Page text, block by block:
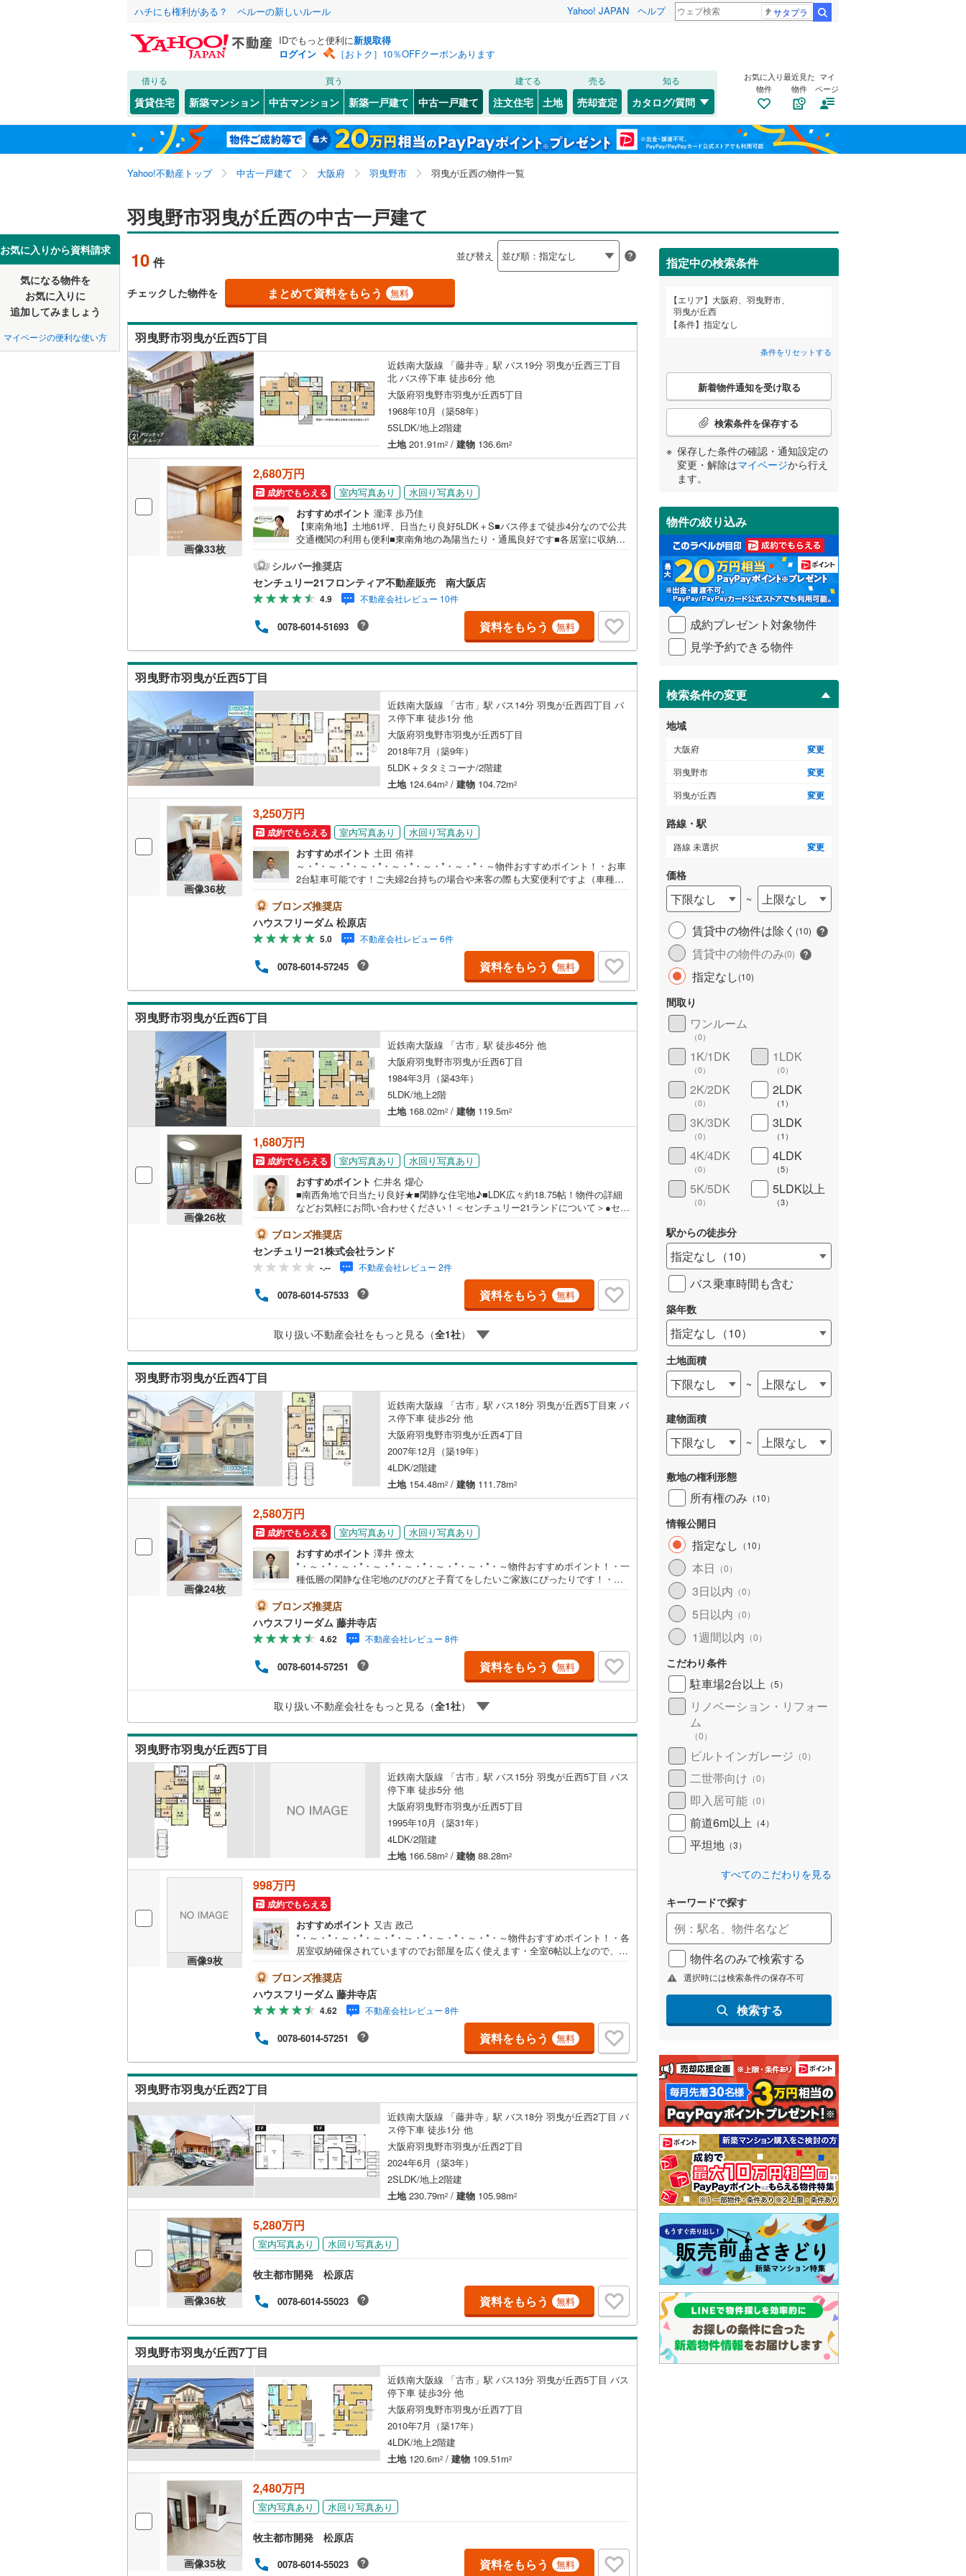
ハチにも権利がある？ ペルーの新しいルール Yahoo! JAPAN ヘルプ サタプラ
IDでもっと便利に新規取得
ログイン
［おトク］10％OFFクーポンあります
借りる
賃貸住宅
買う
新築マンション 中古マンション 新築一戸建て 中古一戸建て
建てる
注文住宅 土地
売る
売却査定
知る
カタログ/質問
お気に入り
物件
最近見た
物件
マイ
ページ
Yahoo!不動産トップ 中古一戸建て 大阪府 羽曳野市 羽曳が丘西の物件一覧
お気に入りから資料請求
気になる物件を
お気に入りに
追加してみましょう
マイページの便利な使い方
羽曳野市羽曳が丘西の中古一戸建て
10 件 並び替え
チェックした物件を まとめて資料をもらう 無料
羽曳野市羽曳が丘西5丁目
近鉄南大阪線 「藤井寺」駅 バス19分 羽曳が丘西三丁目
北 バス停下車 徒歩6分 他
大阪府羽曳野市羽曳が丘西5丁目
1968年10月（築58年）
5SLDK/地上2階建
土地201.91m2 / 建物 136.6m2
画像33枚
2,680万円
成約でもらえる 室内写真あり
水回り写真あり
おすすめポイント 瀧澤 歩乃佳
【東南角地】土地61坪、日当たり良好5LDK＋S■バス停まで徒歩4分なので公共
交通機関の利用も便利■東南角地の為陽当たり・通風良好です■各居室に収納が
取りで家族とのお時間を楽しめます・東南角地につき、日当たり・通風良好・
大事にお手入れされたお庭は季節を感じられる憩いの場です・接面道路は二方
6.0m以上のため、見通しもよく防犯面も安心です 周辺環境・道の駅・しらとり
の郷羽曳野バーべーキュー広場やちびっこ広場などがあり、家族連れで1日中楽
しめます・羽曳野市立羽曳が丘小学校まで徒歩約12分・羽曳野市立峰塚中学校
まで徒歩約24分 弊社が選ばれる理由 1.お金の扱い方のプロ、ファイナンシャル
プランナーが資金計画をサポート！2.買い替えなどにも対応できる売却専門チ
ームあり！3.たくさんの銀行と繋がりがあるため、最も低金利になるように審
査が可能！
シルバー推奨店
センチュリー21フロンティア不動産販売 南大阪店
4.9 不動産会社レビュー 10件
0078-6014-51693 資料をもらう 無料
羽曳野市羽曳が丘西5丁目
近鉄南大阪線 「古市」駅 バス14分 羽曳が丘西四丁目 バ
ス停下車 徒歩1分 他
大阪府羽曳野市羽曳が丘西5丁目
2018年7月（築9年）
5LDK＋タタミコーナ/2階建
土地124.64m2 / 建物 104.72m2
画像36枚
3,250万円
成約でもらえる 室内写真あり
水回り写真あり
おすすめポイント 土田 侑祥
～・*・～・*・～・*・～・*・～・*・～・*・～物件おすすめポイント！・お車
2台駐車可能です！ご夫婦2台持ちの場合や来客の際も大変便利ですよ（車種に
ですよ・空間に広がりを持たせられるスキップフロア付き！空間同士が緩やか
につながっており、家族の存在をより一層身近に感じられます・小中学校徒歩
圏内！お子さまの登下校も安心ですハウスフリーダムは【東証スタンダード上
場企業】です！松原店はキッズスペース・ベビールーム・大型駐車場完備！お
仕事帰りや、お子さま連れも大歓迎です！物件最寄りの駅まで送迎させて頂き
ます「見るだけ・聞くだけ」OK！不動産購入やご売却、住宅ローンのご相談な
ど なんでもお気軽にご相談ください～・*・～・*・～・*・～・*・～・*・～・
*・～
ブロンズ推奨店
ハウスフリーダム 松原店
5.0 不動産会社レビュー 6件
0078-6014-57245 資料をもらう 無料
羽曳野市羽曳が丘西6丁目
近鉄南大阪線 「古市」駅 徒歩45分 他
大阪府羽曳野市羽曳が丘西6丁目
1984年3月（築43年）
5LDK/地上2階
土地168.02m2 / 建物 119.5m2
画像26枚
1,680万円
成約でもらえる 室内写真あり
水回り写真あり
おすすめポイント 仁井名 燿心
■南西角地で日当たり良好★■閑静な住宅地♪■LDK広々約18.75帖！物件の詳細
などお気軽にお問い合わせください！＜センチュリー21ランドについて＞●セン
住まいのご購入に最後まで伴走いたします！●リフォームのご相談も承っており
ます。●購入・売却・ローンのご相談・・・なんでもお気軽にご相談くださいま
せ！〇大阪メトロ御堂筋線「北花田」駅より徒歩約10分！○JR阪和線「浅香」
駅より徒歩約8分！〇営業時間:10:00～20:00（火曜日・水曜日定休日※祝日は営
業）事前にご連絡いただけますと、スムーズにご案内が可能です。ご連絡お待
ちしております！
ブロンズ推奨店
センチュリー21株式会社ランド
-.-- 不動産会社レビュー 2件
0078-6014-57533 資料をもらう 無料
取り扱い不動産会社をもっと見る（全1社）
羽曳野市羽曳が丘西4丁目
近鉄南大阪線 「古市」駅 バス18分 羽曳が丘西5丁目東 バ
ス停下車 徒歩2分 他
大阪府羽曳野市羽曳が丘西4丁目
2007年12月（築19年）
4LDK/2階建
土地154.48m2 / 建物 111.78m2
画像24枚
2,580万円
成約でもらえる 室内写真あり
水回り写真あり
おすすめポイント 澤井 僚太
*・～・*・～・*・～・*・～・*・～・*・～・*・～物件おすすめポイント！・一
種低層の閑静な住宅地のびのびと子育てをしたいご家族にぴったりです！・
す！・お車2台駐車可能です！（車種による）ご夫婦2台持ちの場合や来客の際
も大変便利ですよ！・前面道路広々約6.1mで駐車もらくらく是非一度お問い合
わせください----*----*----*----*----*----*----*----*---- 上場企業ならではの金融機関との
提携「住宅ローンを借りれるか心配されている方」「充実した内容の住宅ロー
ンをお探しの方」‥等住宅ローンについてもお気軽にご相談くださいお客様に
応じた適切な内容でご提案させて頂きます。ハウスフリーダムは【東証スタン
ダード上場企業】です。不動産購入や住宅ローンについては、ハウスフリーダ
ブロンズ推奨店
ハウスフリーダム 藤井寺店
4.62 不動産会社レビュー 8件
0078-6014-57251 資料をもらう 無料
取り扱い不動産会社をもっと見る（全1社）
羽曳野市羽曳が丘西5丁目
近鉄南大阪線 「古市」駅 バス15分 羽曳が丘西5丁目 バス
停下車 徒歩5分 他
大阪府羽曳野市羽曳が丘西5丁目
1995年10月（築31年）
4LDK/2階建
土地166.58m2 / 建物 88.28m2
画像9枚
998万円
成約でもらえる
おすすめポイント 又吉 政己
*・～・*・～・*・～・*・～・*・～・*・～・*・～物件おすすめポイント！・各
居室収納確保されていますのでお部屋を広く使えます・全室6帖以上なので、
た空間でお過ごしいただけますよ・お庭がございますので、ガーデニングなど
を楽しんでいただけますお客様からのお問い合わせ心よりお待ちしております--
--*----*----*----*----*----*----*----*---- 上場企業ならではの金融機関との提携「住宅ロ
ーンを借りれるか心配されている方」「充実した内容の住宅ローンをお探しの
方」‥等住宅ローンについてもお気軽にご相談くださいお客様に応じた適切な
内容でご提案させて頂きます。ハウスフリーダムは【東証スタンダード上場企
業】です。不動産購入や住宅ローンについては、ハウスフリーダムにお任せ下
さい。（ご来店の際は、店舗に駐車場を完備しております！）
ブロンズ推奨店
ハウスフリーダム 藤井寺店
4.62 不動産会社レビュー 8件
0078-6014-57251 資料をもらう 無料
羽曳野市羽曳が丘西2丁目
近鉄南大阪線 「藤井寺」駅 バス18分 羽曳が丘西2丁目 バ
ス停下車 徒歩1分 他
大阪府羽曳野市羽曳が丘西2丁目
2024年6月（築3年）
2SLDK/地上2階建
土地230.79m2 / 建物 105.98m2
画像36枚
5,280万円
室内写真あり 水回り写真あり
牧主都市開発 松原店
0078-6014-55023 資料をもらう 無料
羽曳野市羽曳が丘西7丁目
近鉄南大阪線 「古市」駅 バス13分 羽曳が丘西5丁目 バス
停下車 徒歩3分 他
大阪府羽曳野市羽曳が丘西7丁目
2010年7月（築17年）
4LDK/地上2階建
土地120.6m2 / 建物 109.51m2
画像35枚
2,480万円
室内写真あり 水回り写真あり
牧主都市開発 松原店
0078-6014-55023 資料をもらう 無料
指定中の検索条件
エリア
大阪府、羽曳野市、
羽曳が丘西
条件
指定なし
条件をリセットする
こ
検
条
件
受
け
取
る
・
条
件
を
イ
ペ
ジ
に
保
存
す
る
新着物件通知を受け取る
検索条件を保存する
保存した条件の確認・通知設定の
変更・解除はマイページから行え
ます。
物件の絞り込み
成約プレゼント対象物件
見学予約できる物件
検索条件の変更
地域
大阪府 変更
羽曳野市 変更
羽曳が丘西 変更
路線・駅
路線 未選択 変更
価格
下限なし ~
上限なし
賃貸中の物件は除く (10)
賃貸中の物件のみ(0)
指定なし(10)
間取り
ワンルーム
（0）
1K/1DK
（0）
1LDK
（0）
2K/2DK
（0）
2LDK
（1 ）
3K/3DK
（0）
3LDK
（1 ）
4K/4DK
（0）
4LDK
（5）
5K/5DK
（0）
5LDK以上
（3）
駅からの徒歩分
指定なし （10）
バス乗車時間も含む
築年数
指定なし （10）
土地面積
下限なし ~ 上限なし
建物面積
下限なし ~ 上限なし
敷地の権利形態
所有権のみ （10）
情報公開日
指定なし （10）
本日 （0）
3日以内 （0）
5日以内 （0）
1週間以内 （0）
こだわり条件
駐車場2台以上 （5）
リノベーション・リフォー
ム
（0）
ビルトインガレージ （0）
二世帯向け （0）
即入居可能 （0）
前道6m以上 （4）
平坦地 （3）
すべてのこだわりを見る
キーワードで探す
物件名のみで検索する
選択時には検索条件の保存不可
検索する
北海道 北海道
東北 青森 岩手 宮城 秋田 山形 福島
関東 東京 神奈川 埼玉 千葉
信越・北陸 新潟 長野 富山
三重
近畿 大阪 兵庫
中国 鳥取 島根 岡山 広島 山口
四国 愛媛 高知
九州・沖縄 福岡 佐賀 長崎 熊本 鹿児島 沖縄
該当物件0件
大阪市 都島区(12) 福島区(13) 此花区(28)
西淀川区(31) 東淀川区(70) 旭区(19)
淀川区
51) 北区(7
港区( 17 )
東成区(24) 城東区(34) 鶴見区(25)
天王寺区(20) 生野区(46)
阿倍野区(18)
平野区(60)
堺市 堺区(36) 中区(63)
西区(51) 南区( 25)
美原区(40)
大阪府のそのほ
かの地域
岸和田市(10) 豊中市(55 池田市( 32)
吹田市
高槻市(
貝塚市(24) 守口市 枚方市(226)
茨木市(64) 八尾市(56) 泉佐野市(6)
富田林市(65) 河内長野市(65)
松原市(80) 大東市 和泉市(26)
柏原市(36) 羽曳野市
摂津市(39) 高石市(10)
藤井寺市(43) 東大阪市(286)
四條畷市(32) 交野市(28) 大阪狭山市(20)
阪南市( 43 ) 三島郡島本町 豊能郡豊能町
豊能郡能勢町(2) 泉南郡熊取町
泉南郡岬町 南河内郡太子町
南河内郡河南町
該当物件0件
伊賀(3) 恵我之荘(3) 大黒(2)
樫山(2) 軽里(1) 河原城(4)
郡戸
2 誉田(6
高鷲( 7)
野々上(4) 羽曳が丘(3) 羽曳が丘西(10)
古市( 4) 南恵我之荘(1)
向野(2)
該当物件0件
JR 東海道本線（JR西日本）(0) 関西本線（JR西日本） (0) 大阪環状線(
桜島線(0) 福知山線(0) 片町線(0)
阪和線(0) 関西空港線 (0) 東西線(0)
おおさか東線(0 東海道新幹線
地下鉄 OsakaMetro長堀鶴見緑地線(0)
OsakaMetro谷町線(0) OsakaMetro四つ橋線(0) OsakaMetro中央線(0)
OsakaMetro堺筋線(0 )
私鉄・その他 近鉄大阪線(0) 近鉄信貴線(0)
近鉄南大阪線(10) 近鉄長野線(9) 近鉄道明寺線(0)
近鉄けいはんな線(0) 近鉄西信貴ケーブル(0)
京阪交野線 0) 京阪中之島線 阪急京都本線(0)
阪急千里線( 0 阪急神戸本線 阪急宝塚本線(0)
阪神なんば線(0)
能勢電鉄妙見線(0) 南海線(0) 南海高師浜線(0)
南海多奈川線 (0) 南海高野線 阪堺電気軌道阪堺線
阪堺電気軌道上町線 ( 0) 南海汐見橋線 (0 )
南海泉北線(0) OsakaMetroニュートラム(0) 大阪モノレール線 (0)
国際文化公園都市モノレール
水間鉄道(0)
該当物件0件
該当物件0件
こだわり条件 リフォーム、リノベーション
リノベーション・リフォーム
（0）
築古・築30年以上（4）
設備
床暖房（2）
駐車場2台以上（5） ビルトインガレージ（0） 太陽光発電システム（3）
（1）
防犯カメラ（ 0）
）
二世帯向け
平屋・1階建て （0） 3階建て以上（1）
サービスルーム（納戸）（1）
最寄りの駅が始発駅 小学校まで1km以内（3）
配置、向き、建ち方、日当たり
前道6m以上（4 ） 角地（1） 南道路（1）
LD
リビングダイニング15畳以上
キッチン
対面キッチン（6）
販売、価格、契約、入居関連など
即入居可能（0）
浴室乾燥機あり（3）
収納
ウォークインクローゼット
（5）
構造・規模・施工・品質・工法関連
耐震、免震、制震構造
0）
住宅性能評価付き 長期優良住宅 ）
オンライン対応
オンライン内見(相談)可（0） IT重説可（0）
オンライン対応とは？ 詳しく見る
該当物件0件
検索条件を保存しました
この検索条件の新着物件通知は、 マイページから設定できます。
保存した条件を見る
大阪府、羽曳野市、羽曳が丘西
検索条件を保存する
マイページ
お気に入りリストを見る
閉じる
お気に入りリストを見る
閉じる